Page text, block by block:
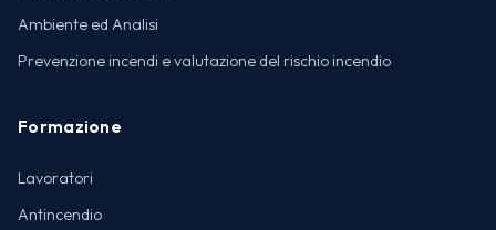
Ambiente ed Analisi
Prevenzione incendi e valutazione del rischio incendio
Formazione
Lavoratori
Antincendio